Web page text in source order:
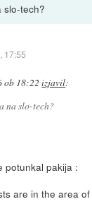
slo-tech?
17:55
ob 18:22 izjavil:
na slo-tech?
potunkal pakija :
are in the area